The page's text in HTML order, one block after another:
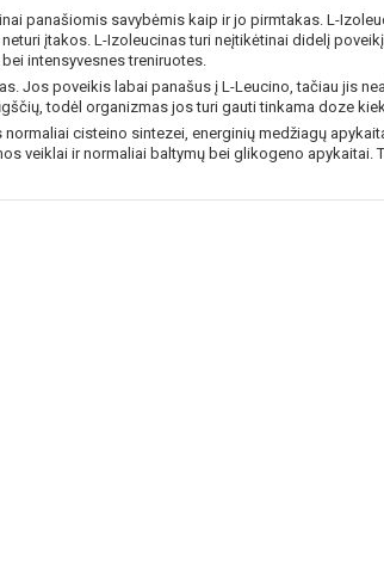
panašiomis savybėmis kaip ir jo pirmtakas. L-
įtakos. L-Izoleucinas turi neįtikėtinai didelį
intensyvesnes treniruotes.
Jos poveikis labai panašus į L-Leucino, tačiau jis
todėl organizmas jos turi gauti tinkama doze
cisteino sintezei, energinių medžiagų
veiklai ir normaliai baltymų bei glikogeno
nepraleisk kitų
dabar!
* Nuolaida taikoma
XXL, Raw powders, Go
system. Akcijinėms